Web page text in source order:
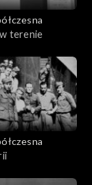
terenie